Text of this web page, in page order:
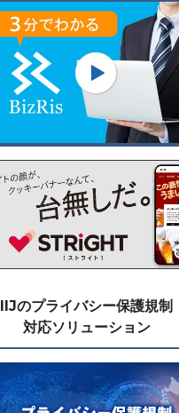
IIJのプライバシー保護規制
対応ソリューション